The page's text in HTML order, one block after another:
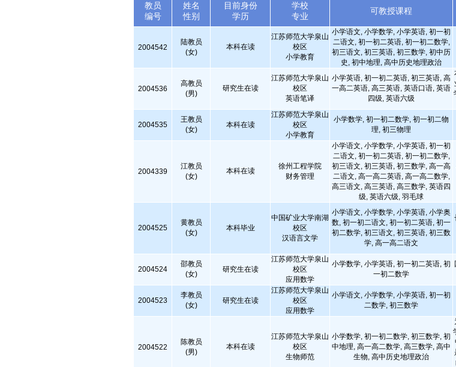
教员
编号
姓名
性别
目前身份
学历
学校
专业
可教授课程
2004542
陆教员
(女)
本科在读
江苏师范大学泉山
校区
小学教育
小学语文, 小学数学, 小学英语, 初一初
二语文, 初一初二英语, 初一初二数学,
初三语文, 初三英语, 初三数学, 初中历
史, 初中地理, 高中历史地理政治
2004536
高教员
(男)
研究生在读
江苏师范大学泉山
校区
英语笔译
小学英语, 初一初二英语, 初三英语, 高
一高二英语, 高三英语, 英语口语, 英语
四级, 英语六级
2004535
王教员
(女)
本科在读
江苏师范大学泉山
校区
小学教育
小学数学, 初一初二数学, 初一初二物
理, 初三物理
2004339
江教员
(女)
本科在读
徐州工程学院
财务管理
小学语文, 小学数学, 小学英语, 初一初
二语文, 初一初二英语, 初一初二数学,
初三语文, 初三英语, 初三数学, 高一高
二语文, 高一高二英语, 高一高二数学,
高三语文, 高三英语, 高三数学, 英语四
级, 英语六级, 羽毛球
2004525
黄教员
(女)
本科毕业
中国矿业大学南湖
校区
汉语言文学
小学语文, 小学数学, 小学英语, 小学奥
数, 初一初二语文, 初一初二英语, 初一
初二数学, 初三语文, 初三英语, 初三数
学, 高一高二语文
2004524
邵教员
(女)
研究生在读
江苏师范大学泉山
校区
应用数学
小学数学, 小学英语, 初一初二英语, 初
一初二数学
2004523
李教员
(女)
研究生在读
江苏师范大学泉山
校区
应用数学
小学语文, 小学数学, 小学英语, 初一初
二数学, 初三数学
2004522
陈教员
(男)
本科在读
江苏师范大学泉山
校区
生物师范
小学数学, 初一初二数学, 初三数学, 初
中地理, 高一高二数学, 高三数学, 高中
生物, 高中历史地理政治